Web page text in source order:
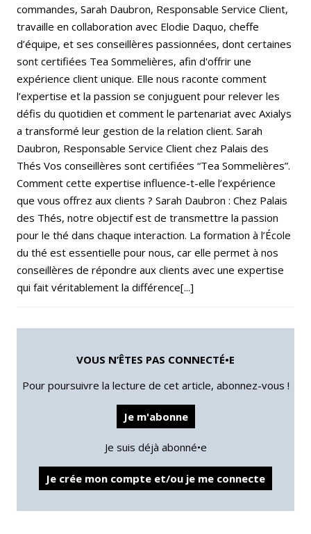
commandes, Sarah Daubron, Responsable Service Client,
travaille en collaboration avec Elodie Daquo, cheffe
d’équipe, et ses conseillères passionnées, dont certaines
sont certifiées Tea Sommelières, afin d'offrir une
expérience client unique. Elle nous raconte comment
l’expertise et la passion se conjuguent pour relever les
défis du quotidien et comment le partenariat avec Axialys
a transformé leur gestion de la relation client. Sarah
Daubron, Responsable Service Client chez Palais des
Thés Vos conseillères sont certifiées “Tea Sommelières”.
Comment cette expertise influence-t-elle l’expérience
que vous offrez aux clients ? Sarah Daubron : Chez Palais
des Thés, notre objectif est de transmettre la passion
pour le thé dans chaque interaction. La formation à l’École
du thé est essentielle pour nous, car elle permet à nos
conseillères de répondre aux clients avec une expertise
qui fait véritablement la différence[...]
VOUS N’ÊTES PAS CONNECTÉ•E
Pour poursuivre la lecture de cet article, abonnez-vous !
Je m'abonne
Je suis déjà abonné•e
Je crée mon compte et/ou je me connecte